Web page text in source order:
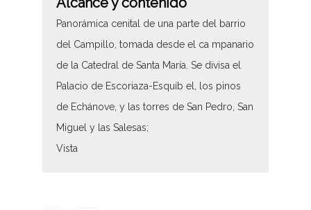
Panorámica cenital de una parte del barrio
del Campillo, tomada desde el ca mpanario
de la Catedral de Santa María. Se divisa el
Palacio de Escoriaza-Esquíb el, los pinos
de Echánove, y las torres de San Pedro, San
Miguel y las Salesas;
Vista